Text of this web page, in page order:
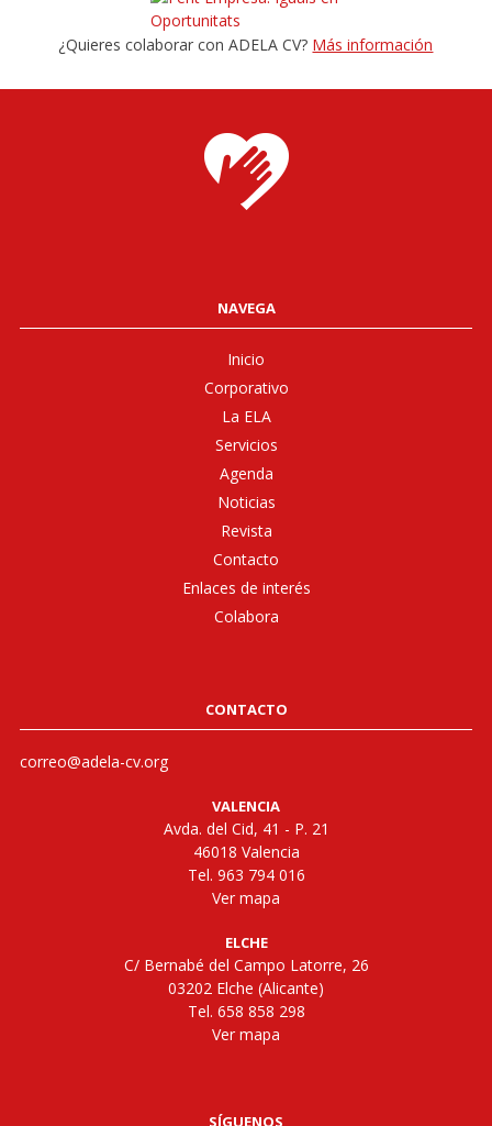
¿Quieres colaborar con ADELA CV? Más información
NAVEGA
Inicio
Corporativo
La ELA
Servicios
Agenda
Noticias
Revista
Contacto
Enlaces de interés
Colabora
CONTACTO
correo@adela-cv.org
VALENCIA
Avda. del Cid, 41 - P. 21
46018 Valencia
Tel. 963 794 016
Ver mapa
ELCHE
C/ Bernabé del Campo Latorre, 26
03202 Elche (Alicante)
Tel. 658 858 298
Ver mapa
SÍGUENOS